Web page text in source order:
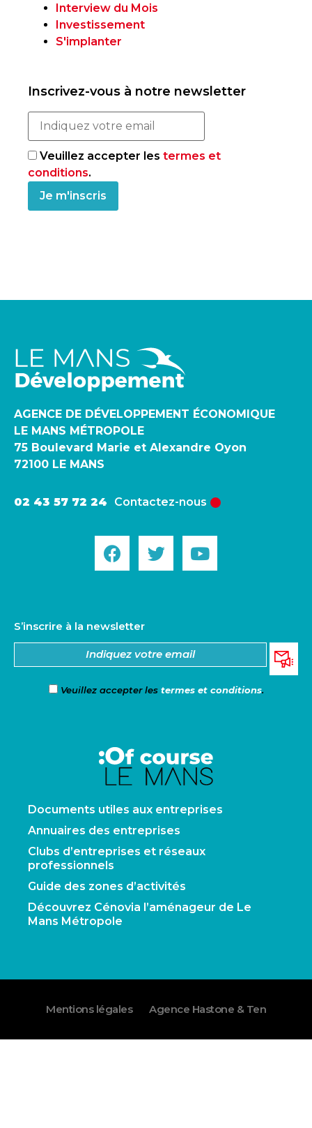
Interview du Mois
Investissement
S'implanter
Inscrivez-vous à notre newsletter
Veuillez accepter les termes et
conditions.
AGENCE DE DÉVELOPPEMENT ÉCONOMIQUE
LE MANS MÉTROPOLE
75 Boulevard Marie et Alexandre Oyon
72100 LE MANS
02 43 57 72 24 Contactez-nous
S’inscrire à la newsletter
Veuillez accepter les termes et conditions.
Documents utiles aux entreprises
Annuaires des entreprises
Clubs d’entreprises et réseaux
professionnels
Guide des zones d’activités
Découvrez Cénovia l’aménageur de Le
Mans Métropole
Mentions légales Agence Hastone & Ten